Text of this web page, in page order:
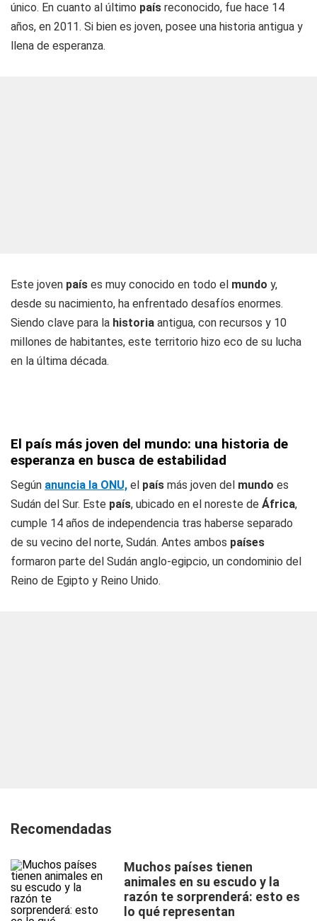
único. En cuanto al último país reconocido, fue hace 14
años, en 2011. Si bien es joven, posee una historia antigua y
llena de esperanza.
Este joven país es muy conocido en todo el mundo y,
desde su nacimiento, ha enfrentado desafíos enormes.
Siendo clave para la historia antigua, con recursos y 10
millones de habitantes, este territorio hizo eco de su lucha
en la última década.
El país más joven del mundo: una historia de
esperanza en busca de estabilidad
Según anuncia la ONU, el país más joven del mundo es
Sudán del Sur. Este país, ubicado en el noreste de África,
cumple 14 años de independencia tras haberse separado
de su vecino del norte, Sudán. Antes ambos países
formaron parte del Sudán anglo-egipcio, un condominio del
Reino de Egipto y Reino Unido.
Recomendadas
Muchos países tienen
animales en su escudo y la
razón te sorprenderá: esto es
lo qué representan